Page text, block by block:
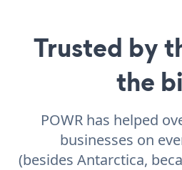
Trusted by
the
POWR has helped
businesses on
(besides Antarctica,